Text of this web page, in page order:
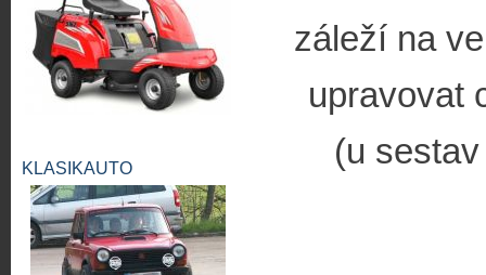
záleží na
upravovat
(u
KLASIKAUTO